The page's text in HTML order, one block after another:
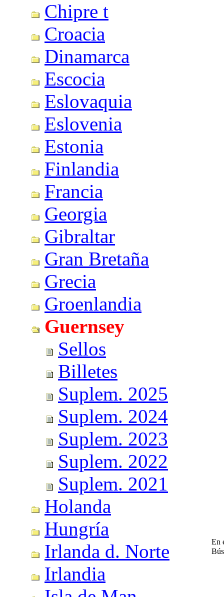
Chipre t
Croacia
Dinamarca
Escocia
Eslovaquia
Eslovenia
Estonia
Finlandia
Francia
Georgia
Gibraltar
Gran Bretaña
Grecia
Groenlandia
Guernsey
Sellos
Billetes
Suplem. 2025
Suplem. 2024
Suplem. 2023
Suplem. 2022
Suplem. 2021
Holanda
Hungría
Irlanda d. Norte
Irlandia
En